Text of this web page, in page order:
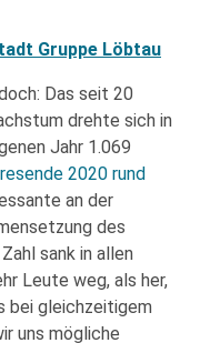
Gruppe Löbtau
Das seit 20
drehte sich in
Jahr 1.069
2020 rund
an der
des
sank in allen
Leute weg, als her,
bei gleichzeitigem
uns mögliche